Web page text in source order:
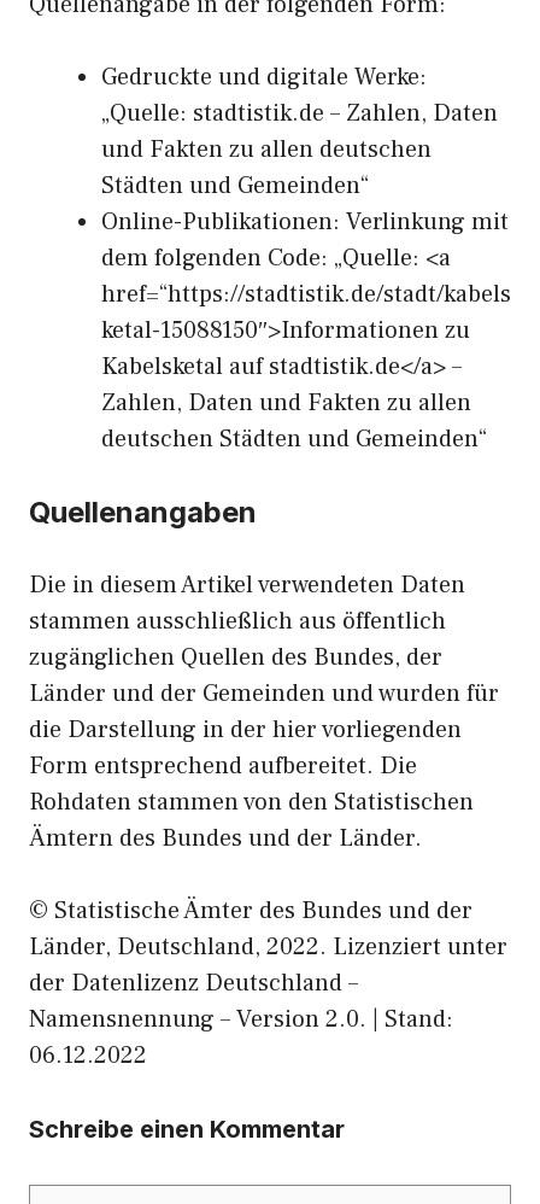
Gedruckte und digitale Werke:
„Quelle: stadtistik.de – Zahlen, Daten
und Fakten zu allen deutschen
Städten und Gemeinden“
Online-Publikationen: Verlinkung mit
dem folgenden Code: „Quelle: <a
href=“https://stadtistik.de/stadt/kabels
ketal-15088150″>Informationen zu
Kabelsketal auf stadtistik.de</a> –
Zahlen, Daten und Fakten zu allen
deutschen Städten und Gemeinden“
Quellenangaben
Die in diesem Artikel verwendeten Daten
stammen ausschließlich aus öffentlich
zugänglichen Quellen des Bundes, der
Länder und der Gemeinden und wurden für
die Darstellung in der hier vorliegenden
Form entsprechend aufbereitet. Die
Rohdaten stammen von den Statistischen
Ämtern des Bundes und der Länder.
© Statistische Ämter des Bundes und der
Länder, Deutschland, 2022. Lizenziert unter
der Datenlizenz Deutschland –
Namensnennung – Version 2.0. | Stand:
06.12.2022
Schreibe einen Kommentar